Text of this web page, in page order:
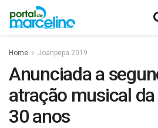
Home Joanpepa 2019
Anunciada a
atração musical da
30 anos